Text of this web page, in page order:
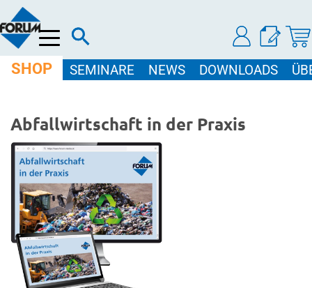
Menü
SHOP SEMINARE NEWS DOWNLOADS
Abfallwirtschaft in der Praxis